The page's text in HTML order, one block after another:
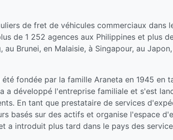
de fret de véhicules commerciaux
de 1 252 agences aux Philippines et plus
au Brunei, en Malaisie, à Singapour, au
fondée par la famille Araneta en 1945
a développé l'entreprise familiale et s'est
En tant que prestataire de services
basés sur des actifs et organise l'espace
a introduit plus tard dans le pays des